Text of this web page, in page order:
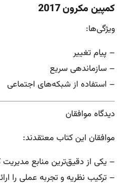
کمپین مکرون 2017
ویژگی‌ها:
– پیام تغییر
– سازماندهی سریع
– استفاده از شبکه‌های اجتماعی
دیدگاه موافقان
موافقان این کتاب معتقدند:
– یکی از دقیق‌ترین منابع
– ترکیب نظریه و تجربه عملی را